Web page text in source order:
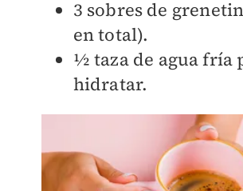
3 sobres de
en total).
½ taza de agua fría
hidratar.